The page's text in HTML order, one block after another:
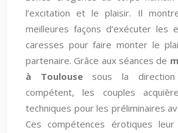
l’excitation et le plaisir. Il
meilleures façons d’exécuter les
caresses pour faire monter le
partenaire. Grâce aux séances de
à Toulousesous la direction
compétent, les couples
techniques pour les préliminaires
Ces compétences érotiques